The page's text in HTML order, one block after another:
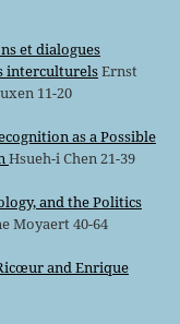
et dialogues
interculturelsErnst
11-20
as a Possible
Hsueh-i Chen 21-39
and the Politics
Moyaert 40-64
and Enrique